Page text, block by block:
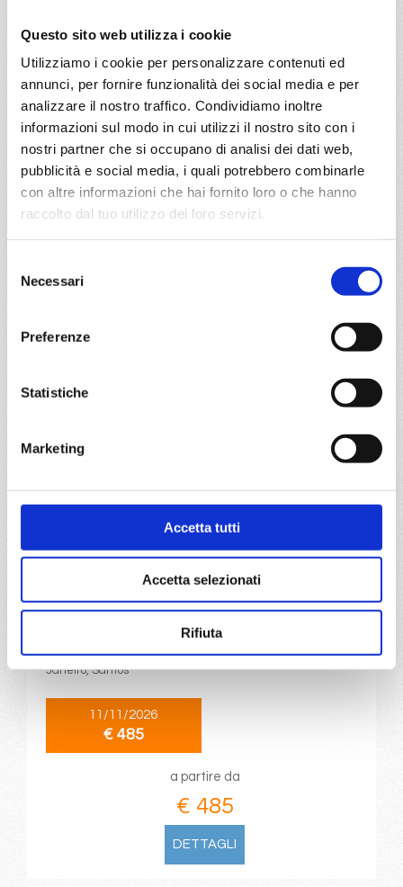
Questo sito web utilizza i cookie
Utilizziamo i cookie per personalizzare contenuti ed
annunci, per fornire funzionalità dei social media e per
analizzare il nostro traffico. Condividiamo inoltre
informazioni sul modo in cui utilizzi il nostro sito con i
nostri partner che si occupano di analisi dei dati web,
pubblicità e social media, i quali potrebbero combinarle
con altre informazioni che hai fornito loro o che hanno
raccolto dal tuo utilizzo dei loro servizi.
delNecessari
Preferenze
Statistiche
Marketing
Accetta tutti
Accetta selezionati
Rifiuta
a partire da
€ 480
DETTAGLI
Olbia/Costa Smeralda, Valencia, Ibiza, Palma, Marsiglia,
DETTAGLI
Transoceaniche13 giorni
daTenerifeconCosta Diadema
Janeiro, Santos
11/11/2026
€ 485
a partire da
€ 485
DETTAGLI